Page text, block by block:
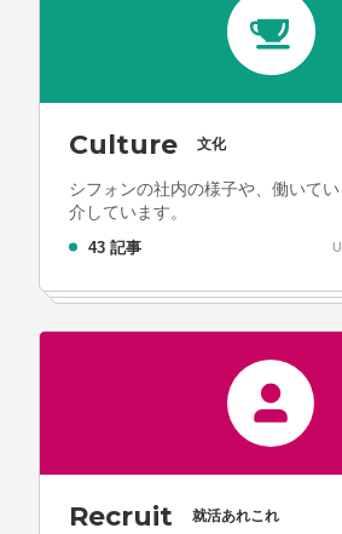
Culture 文化
シフォンの社内の様子や、働いて
介しています。
43 記事
Recruit 就活あれこれ